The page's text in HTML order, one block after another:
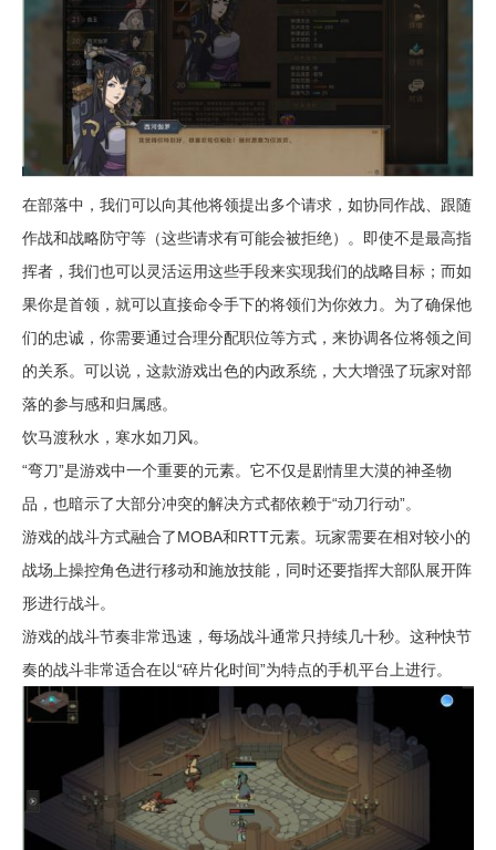
在部落中，我们可以向其他将领提出多个请求，如协同作战、跟随
作战和战略防守等（这些请求有可能会被拒绝）。即使不是最高指
挥者，我们也可以灵活运用这些手段来实现我们的战略目标；而如
果你是首领，就可以直接命令手下的将领们为你效力。为了确保他
们的忠诚，你需要通过合理分配职位等方式，来协调各位将领之间
的关系。可以说，这款游戏出色的内政系统，大大增强了玩家对部
落的参与感和归属感。
饮马渡秋水，寒水如刀风。
“弯刀”是游戏中一个重要的元素。它不仅是剧情里大漠的神圣物
品，也暗示了大部分冲突的解决方式都依赖于“动刀行动”。
游戏的战斗方式融合了MOBA和RTT元素。玩家需要在相对较小的
战场上操控角色进行移动和施放技能，同时还要指挥大部队展开阵
形进行战斗。
游戏的战斗节奏非常迅速，每场战斗通常只持续几十秒。这种快节
奏的战斗非常适合在以“碎片化时间”为特点的手机平台上进行。